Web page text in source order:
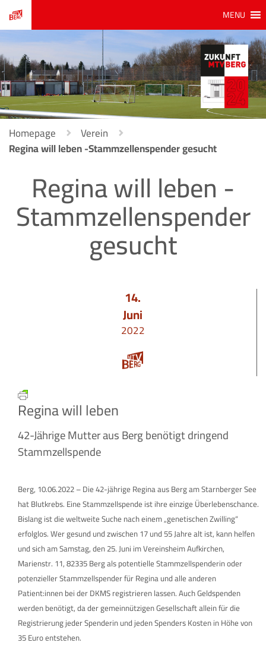
MENU
Homepage
Verein
Regina will leben -Stammzellenspender gesucht
Regina will leben -
Stammzellenspender
gesucht
14.
Juni
2022
Regina will leben
42-Jährige Mutter aus Berg benötigt dringend
Stammzellspende
Berg, 10.06.2022 – Die 42-jährige Regina aus Berg am Starnberger See
hat Blutkrebs. Eine Stammzellspende ist ihre einzige Überlebenschance.
Bislang ist die weltweite Suche nach einem „genetischen Zwilling“
erfolglos. Wer gesund und zwischen 17 und 55 Jahre alt ist, kann helfen
und sich am Samstag, den 25. Juni im Vereinsheim Aufkirchen,
Marienstr. 11, 82335 Berg als potentielle Stammzellspenderin oder
potenzieller Stammzellspender für Regina und alle anderen
Patient:innen bei der DKMS registrieren lassen. Auch Geldspenden
werden benötigt, da der gemeinnützigen Gesellschaft allein für die
Registrierung jeder Spenderin und jeden Spenders Kosten in Höhe von
35 Euro entstehen.